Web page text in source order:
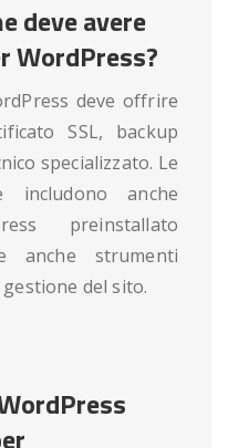
deve avere
WordPress?
deve offrire
SSL, backup
specializzato. Le
includono anche
preinstallato
anche strumenti
del sito.